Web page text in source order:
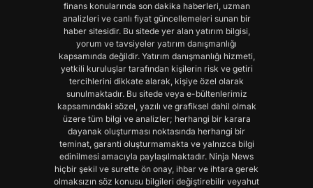
finans konularında son dakika haberleri, uzman
analizleri ve canlı fiyat güncellemeleri sunan bir
haber sitesidir. Bu sitede yer alan yatırım bilgisi,
yorum ve tavsiyeler yatırım danışmanlığı
kapsamında değildir. Yatırım danışmanlığı hizmeti,
yetkili kuruluşlar tarafından kişilerin risk ve getiri
tercihlerini dikkate alarak, kişiye özel olarak
sunulmaktadır. Bu sitede veya e-bültenlerimiz
kapsamındaki sözel, yazılı ve grafiksel dahil olmak
üzere tüm bilgi ve analizler; herhangi bir karara
dayanak oluşturması noktasında herhangi bir
teminat, garanti oluşturmamakta ve yalnızca bilgi
edinilmesi amacıyla paylaşılmaktadır. Ninja News
hiçbir şekil ve surette ön onay, ihbar ve ihtara gerek
olmaksızın söz konusu bilgileri değiştirebilir veyahut